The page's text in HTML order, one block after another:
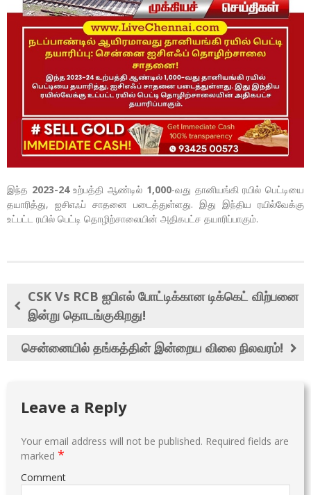
இந்த 2023-24உற்பத்தி ஆண்டில் 1,000-வது தானியங்கி ரயில் பெட்டியை
தயாரித்து, ஐசிஎஃப் சாதனை படைத்துள்ளது. இது இந்திய ரயில்வேக்கு
உட்பட்ட ரயில் பெட்டி தொழிற்சாலையின் அதிகபட்ச தயாரிப்பாகும்.
CSK Vs RCB ஐபிஎல் போட்டிக்கான டிக்கெட் விற்பனை
இன்று தொடங்குகிறது!
சென்னையில் தங்கத்தின் இன்றைய விலை நிலவரம்!
Leave a Reply
Your email address will not be published. Required fields are
marked *
Comment